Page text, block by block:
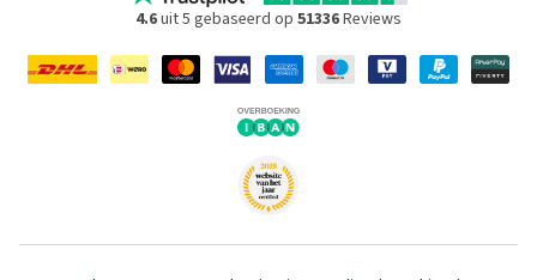
4.6uit 5 gebaseerd op 51336Reviews